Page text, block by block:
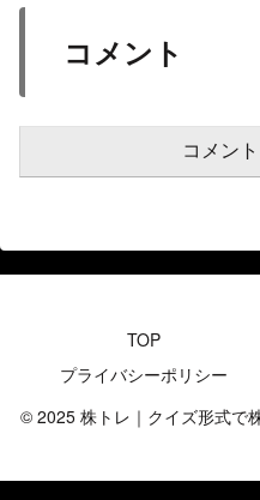
コメント
コメン
TOP
プライバシーポリシー
© 2025 株トレ｜クイズ形式で